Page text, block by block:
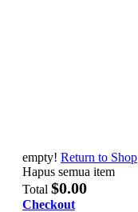
empty! Return to Shop
Hapus semua item
Total $0.00
Checkout